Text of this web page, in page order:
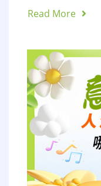
Read More